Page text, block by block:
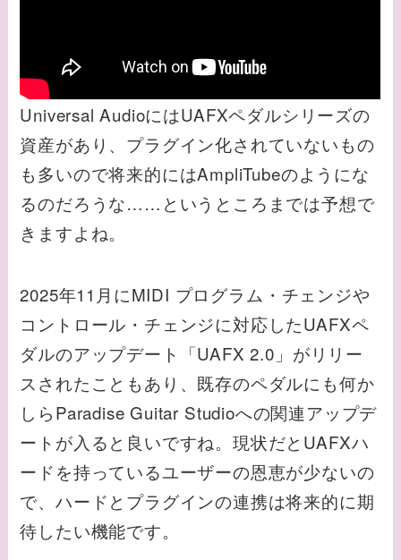
Universal AudioにはUAFXペダルシリーズの
資産があり、プラグイン化されていないもの
も多いので将来的にはAmpliTubeのようにな
るのだろうな……というところまでは予想で
きますよね。
2025年11月にMIDI プログラム・チェンジや
コントロール・チェンジに対応したUAFXペ
ダルのアップデート「UAFX 2.0」がリリー
スされたこともあり、既存のペダルにも何か
しらParadise Guitar Studioへの関連アップデ
ートが入ると良いですね。現状だとUAFXハ
ードを持っているユーザーの恩恵が少ないの
で、ハードとプラグインの連携は将来的に期
待したい機能です。